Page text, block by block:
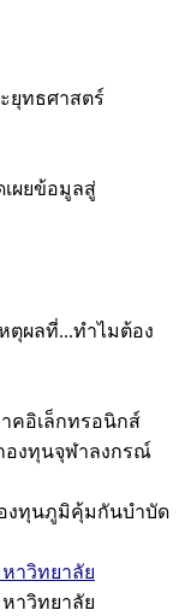
ยุทธศาสตร์
เผยข้อมูลสู่
หตุผลที่...ทำไมต้อง
คอิเล็กทรอนิกส์
องทุนจุฬาลงกรณ์
งทุนภูมิคุ้มกันบำบัด
าวิทยาลัย
าวิทยาลัย